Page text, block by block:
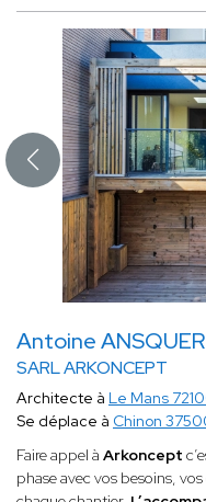
Antoine ANSQUER
SARL ARKONCEPT
Architecte à Le Mans
Se déplace à Chinon
Faire appel à Arkoncept
phase avec vos besoins,